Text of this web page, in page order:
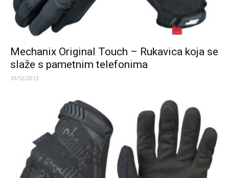
Mechanix Original Touch – Rukavica koja se
slaže s pametnim telefonima
10/12/2013